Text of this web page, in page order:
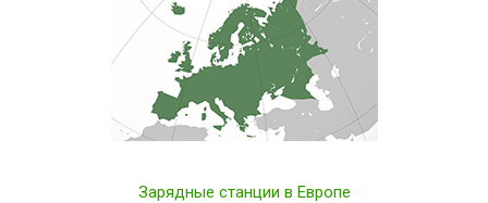
Зарядные станции в Европе